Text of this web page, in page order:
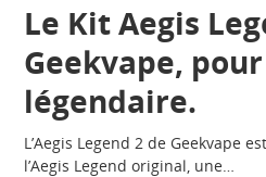
Le Kit Aegis
Geekvape,
légendaire.
L’Aegis Legend 2 de Geekvape
l’Aegis Legend original, une…